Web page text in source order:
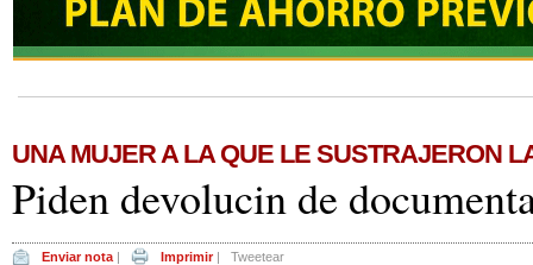
UNA MUJER A LA QUE LE SUSTRAJERON
Piden devolucin de
Enviar nota | Imprimir| Tweetear